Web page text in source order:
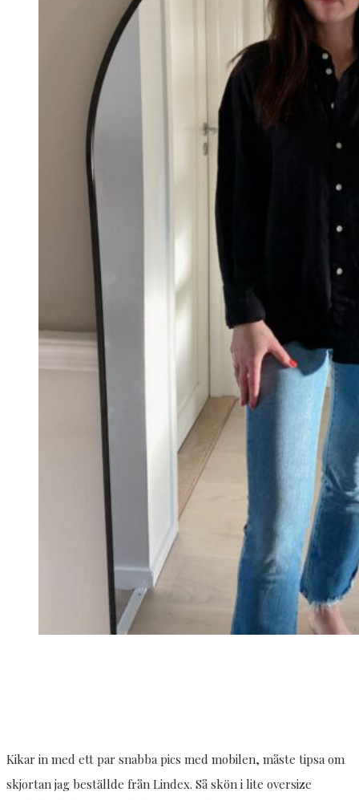
Kikar in med ett par snabba pics med mobilen, måste tipsa om
skjortan jag beställde från Lindex. Så skön i lite oversize